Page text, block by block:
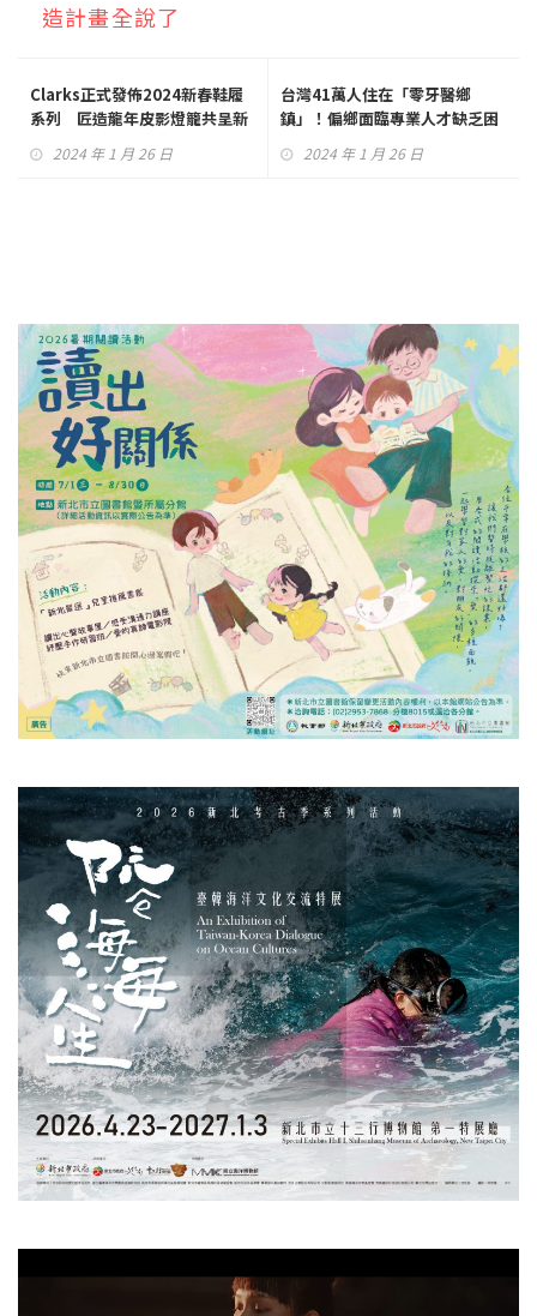
造計畫全說了
Clarks正式發佈2024新春鞋履
系列 匠造龍年皮影燈籠共呈新
2024 年 1 月 26 日
台灣41萬人住在「零牙醫鄉
鎮」！偏鄉面臨專業人才缺乏困
2024 年 1 月 26 日